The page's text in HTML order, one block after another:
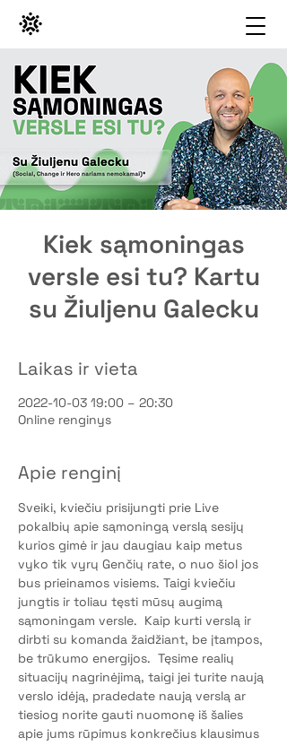
Kiek sąmoningas
versle esi tu? Kartu
su Žiuljenu Galecku
Laikas ir vieta
2022-10-03 19:00 – 20:30
Online renginys
Apie renginį
Sveiki, kviečiu prisijungti prie Live
pokalbių apie sąmoningą verslą sesijų
kurios gimė ir jau daugiau kaip metus
vyko tik vyrų Genčių rate, o nuo šiol jos
bus prieinamos visiems. Taigi kviečiu
jungtis ir toliau tęsti mūsų augimą
sąmoningam versle.  Kaip kurti verslą ir
dirbti su komanda žaidžiant, be įtampos,
be trūkumo energijos.  Tęsime realių
situacijų nagrinėjimą, taigi jei turite naują
verslo idėją, pradedate naują verslą ar
tiesiog norite gauti nuomonę iš šalies
apie jums rūpimus konkrečius klausimus